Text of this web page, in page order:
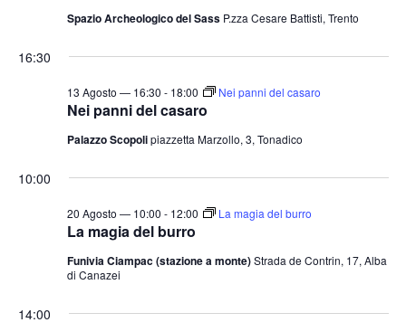
Spazio Archeologico del Sass P.zza Cesare Battisti, Trento
16:30
Nei panni del casaro
13 Agosto — 16:30 - 18:00 Nei panni del casaro
Palazzo Scopolipiazzetta Marzollo, 3, Tonadico
10:00
La magia del burro
20 Agosto — 10:00 - 12:00 La magia del burro
Funivia Ciampac (stazione a monte)Strada de Contrin, 17, Alba
di Canazei
14:00